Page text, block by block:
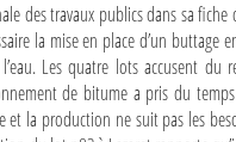
des travaux publics dans sa
la mise en place d’un
Les quatre lots accusent
de bitume a pris du
la production ne suit pas les